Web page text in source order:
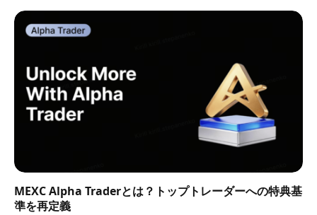
MEXC Alpha Traderとは？トップトレーダーへの特典基
準を再定義